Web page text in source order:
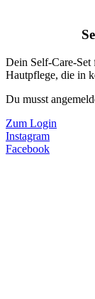
Dein Self-Care-Set
Hautpflege, die in
Du musst
Zum Login
Instagram
Facebook